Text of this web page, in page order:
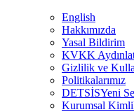
English
Hakkımızda
Yasal Bildirim
KVKK
Gizlilik ve
Politikalarımız
DETSİSYeni
Kurumsal